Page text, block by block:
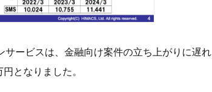
ービスは、金融向け案件の立ち上がりに遅れ
となりました。